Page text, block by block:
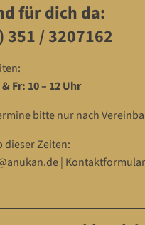
für dich da:
351 / 3207162‬
Fr: 10 – 12 Uhr
bitte nur nach
dieser Zeiten:
| Kontaktformular